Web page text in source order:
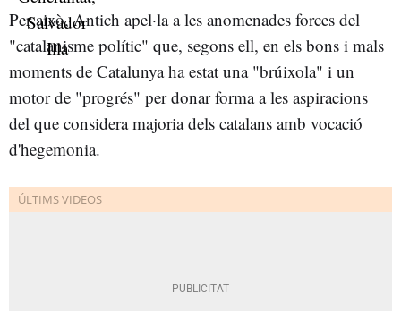
Per això, Antich apel·la a les anomenades forces del
"catalanisme polític" que, segons ell, en els bons i mals
moments de Catalunya ha estat una "brúixola" i un
motor de "progrés" per donar forma a les aspiracions
del que considera majoria dels catalans amb vocació
d'hegemonia.